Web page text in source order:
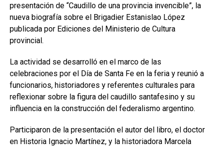
presentación de “Caudillo de una provincia invencible”, la
nueva biografía sobre el Brigadier Estanislao López
publicada por Ediciones del Ministerio de Cultura
provincial.
La actividad se desarrolló en el marco de las
celebraciones por el Día de Santa Fe en la feria y reunió a
funcionarios, historiadores y referentes culturales para
reflexionar sobre la figura del caudillo santafesino y su
influencia en la construcción del federalismo argentino.
Participaron de la presentación el autor del libro, el doctor
en Historia Ignacio Martínez, y la historiadora Marcela